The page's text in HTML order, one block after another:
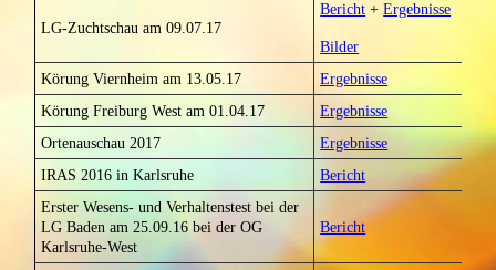
LG-Zuchtschau am 09.07.17
Bericht +Ergebnisse
Bilder
Körung Viernheim am 13.05.17
Ergebnisse
Körung Freiburg West am 01.04.17
Ergebnisse
Ortenauschau 2017
Ergebnisse
IRAS 2016 in Karlsruhe
Bericht
Erster Wesens- und Verhaltenstest bei der
LG Baden am 25.09.16 bei der OG
Karlsruhe-West
Bericht